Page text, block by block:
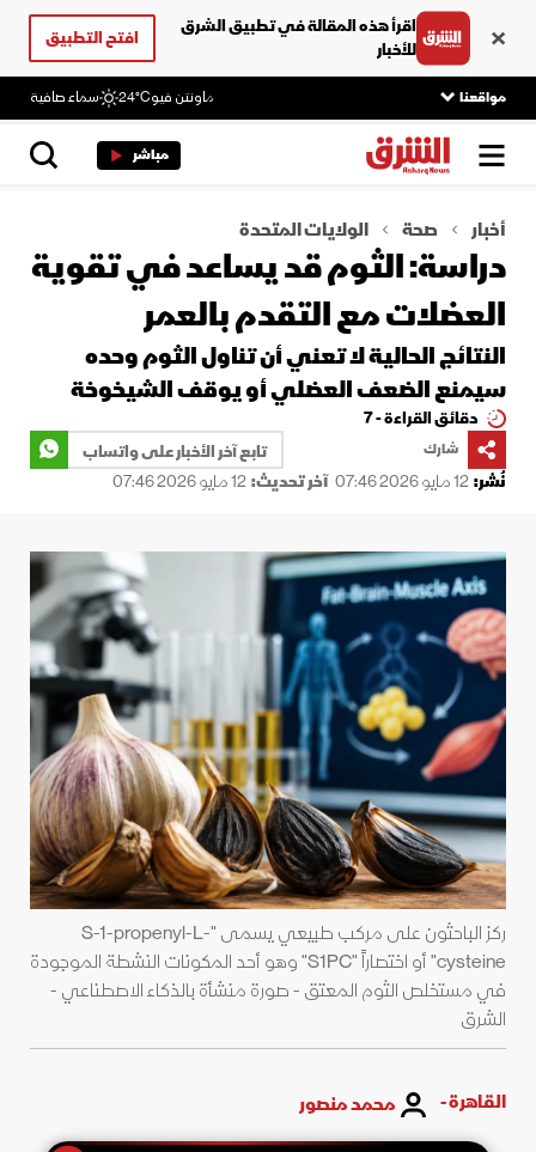
اقرأ هذه المقالة في تطبيق الشرق
للأخبار
افتح التطبيق
مواقعنا ماونتن فيو24°C سماء صافية
مباشر
أخبار صحة الولايات المتحدة
دراسة: الثوم قد يساعد في تقوية
العضلات مع التقدم بالعمر
النتائج الحالية لا تعني أن تناول الثوم وحده
سيمنع الضعف العضلي أو يوقف الشيخوخة
دقائق القراءة - 7
شارك
تابع آخر الأخبار على واتساب
نُشر:12 مايو 2026 07:46 آخر تحديث:12 مايو 2026 07:46
ركز الباحثون على مركب طبيعي يسمى "S-1-propenyl-L-
cysteine" أو اختصاراً "S1PC" وهو أحد المكونات النشطة الموجودة
في مستخلص الثوم المعتق - صورة منشأة بالذكاء الاصطناعي -
الشرق
القاهرة - محمد منصور